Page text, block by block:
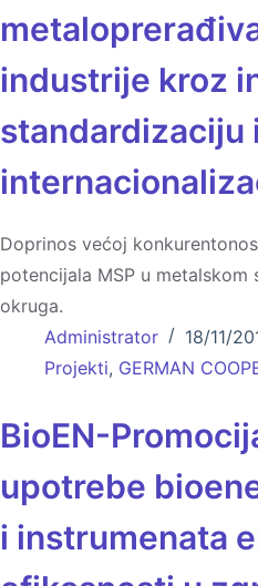
industrije kroz
standardizaciju i
Doprinos vеćoj
potеncijala MSP u
okruga.
Administrator
18/11/
Projekti, GERMAN
BioEN-
upotrebe
i instrumenata